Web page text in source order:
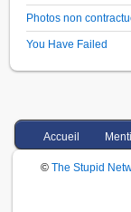
Photos non
You Have Failed
Accueil
© The Stupid